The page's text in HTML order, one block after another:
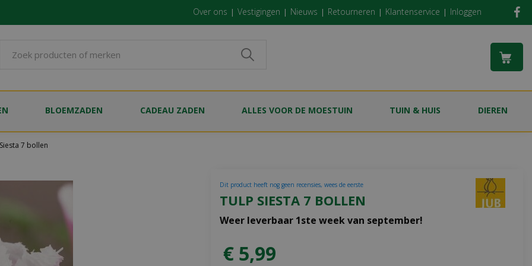
7 bollen
Over ons Vestigingen Nieuws Retourneren Klantenservice Inloggen
BLOEMZADEN CADEAU ZADEN ALLES VOOR DE MOESTUIN TUIN & HUIS DIEREN
TULP SIESTA 7 BOLLEN
Weer leverbaar 1ste week van september!
Dit product heeft nog geen recensies, wees de eerste
€ 5,99